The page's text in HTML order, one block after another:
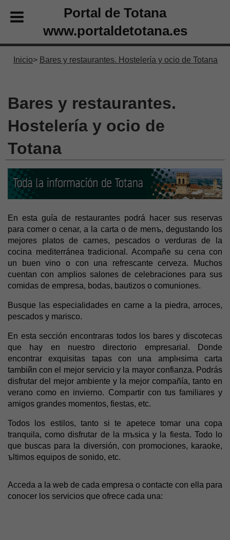
Portal de Totana
www.portaldetotana.es
Inicio Bares y restaurantes. Hostelería y ocio de Totana
Bares y restaurantes.
Hostelería y ocio de
Totana
En esta guía de restaurantes podrá hacer sus reservas
para comer o cenar, a la carta o de menъ, degustando los
mejores platos de carnes, pescados o verduras de la
cocina mediterránea tradicional. Acompañe su cena con
un buen vino o con una refrescante cerveza. Muchos
cuentan con amplios salones de celebraciones para sus
comidas de empresa, bodas, bautizos o comuniones.
Busque las especialidades en carne a la piedra, arroces,
pescados y marisco.
En esta sección encontraras todos los bares y discotecas
que hay en nuestro directorio empresarial. Donde
encontrar exquisitas tapas con una amplнsima carta
tambiйn con el mejor servicio y la mayor confianza. Podrás
disfrutar del mejor ambiente y la mejor compañía, tanto en
verano como en invierno. Compartir con tus familiares y
amigos grandes momentos, fiestas, etc.
Todos los estilos, tanto si te apetece tomar una copa
tranquila, como disfrutar de la mъsica y la fiesta. Todo lo
que buscas para la diversión, con promociones, karaoke,
ъltimos equipos de sonido, etc.
Acceda a la web de cada empresa o contacte con ella para
conocer los servicios que ofrece cada una: